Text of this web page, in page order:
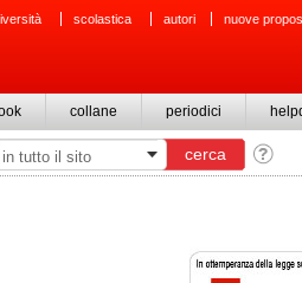
scolastica autori nuove
collane periodici